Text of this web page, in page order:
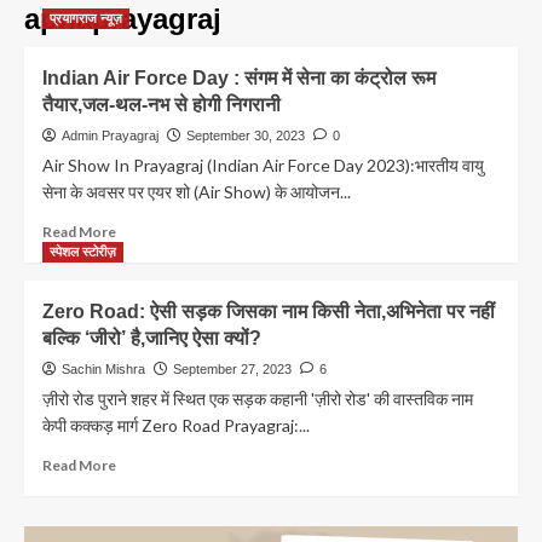
apnaprayagraj
प्रयागराज न्यूज़
Indian Air Force Day : संगम में सेना का कंट्रोल रूम
तैयार,जल-थल-नभ से होगी निगरानी
Admin Prayagraj September 30, 2023 0
Air Show In Prayagraj (Indian Air Force Day 2023):भारतीय वायु
सेना के अवसर पर एयर शो (Air Show) के आयोजन...
Read MoreRead
more
Indian
Air
Force
Day
में
रूम
स्पेशल स्टोरीज़
Zero Road: ऐसी सड़क जिसका नाम किसी नेता,अभिनेता पर नहीं
बल्कि ‘जीरो’ है,जानिए ऐसा क्यों?
Sachin Mishra September 27, 2023 6
ज़ीरो रोड पुराने शहर में स्थित एक सड़क कहानी 'ज़ीरो रोड' की वास्तविक नाम
केपी कक्कड़ मार्ग Zero Road Prayagraj:...
Read MoreRead
Zero